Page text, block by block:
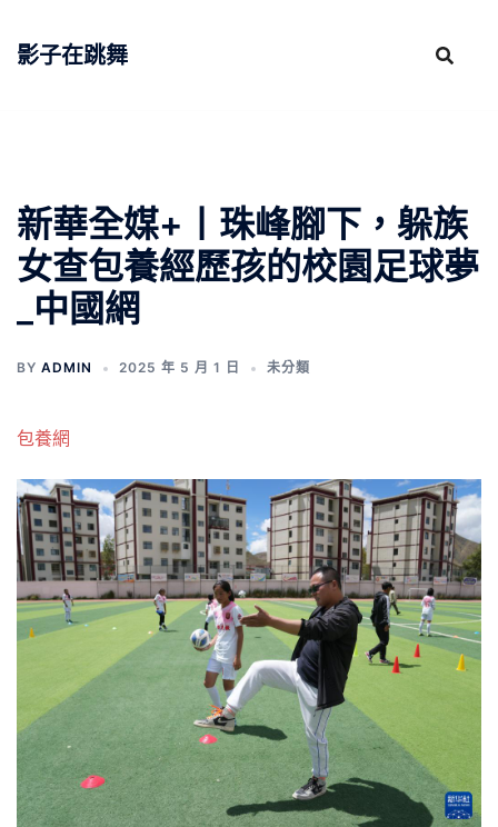
影子在跳舞
新華全媒+丨珠峰腳下，躲族
女查包養經歷孩的校園足球夢
_中國網
BY ADMIN 2025 年 5 月 1 日 未分類
包養網